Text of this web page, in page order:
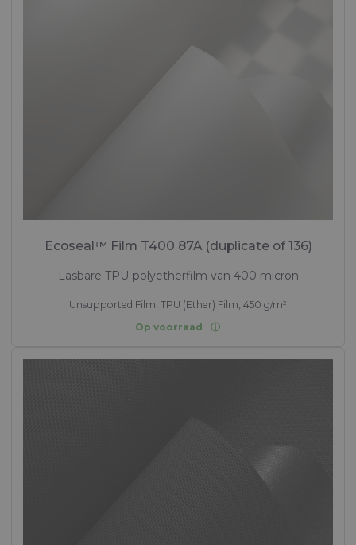
Ecoseal™ Film T400 87A (duplicate of 136)
Lasbare TPU-polyetherfilm van 400 micron
Unsupported Film, TPU (Ether) Film, 450 g/m²
Op voorraad